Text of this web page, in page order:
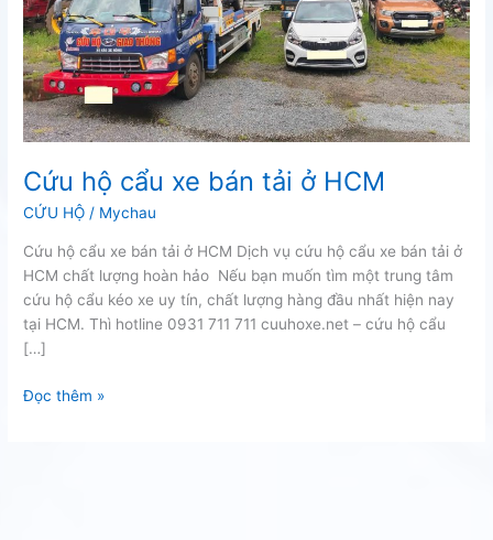
Cứu hộ cẩu xe bán tải ở HCM
CỨU HỘ / Mychau
Cứu hộ cẩu xe bán tải ở HCM Dịch vụ cứu hộ cẩu xe bán tải ở
HCM chất lượng hoàn hảo Nếu bạn muốn tìm một trung tâm
cứu hộ cẩu kéo xe uy tín, chất lượng hàng đầu nhất hiện nay
tại HCM. Thì hotline 0931 711 711 cuuhoxe.net – cứu hộ cẩu
[…]
Cứu
Đọc thêm »